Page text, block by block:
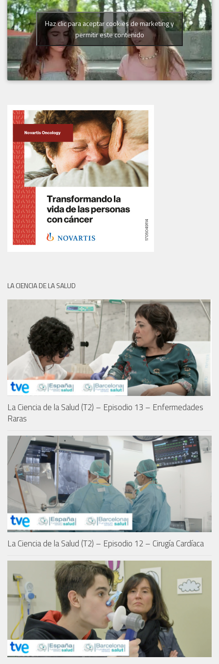
Haz clic para aceptar cookies de marketing y
permitir este contenido
LA CIENCIA DE LA SALUD
La Ciencia de la Salud (T2) – Episodio 13 – Enfermedades
Raras
La Ciencia de la Salud (T2) – Episodio 12 – Cirugía Cardíaca